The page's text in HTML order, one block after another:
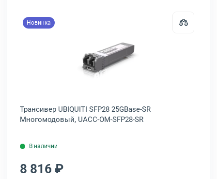
D-Link SFP 1000Base-X Одномодовый, DPN-100/C1A
Новинка
Открыть товар: Трансивер
Трансивер UBIQUITI SFP28 25GBase-SR
Многомодовый, UACC-OM-SFP28-SR
В наличии
8 816 ₽